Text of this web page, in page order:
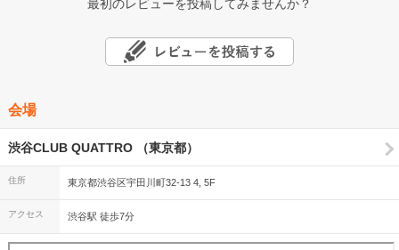
最初のレビューを投稿してみませんか？
会場
渋谷CLUB QUATTRO （東京都）
住所 東京都渋谷区宇田川町32-13 4, 5F
アクセス 渋谷駅 徒歩7分